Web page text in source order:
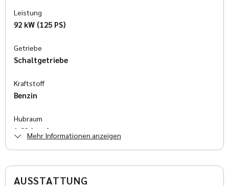
Leistung
92 kW (125 PS)
Getriebe
Schaltgetriebe
Kraftstoff
Benzin
Hubraum
1.834 cm³
Chopperandcruiser
Mehr Informationen anzeigen
AUSSTATTUNG